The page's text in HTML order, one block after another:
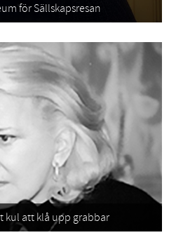
för Sällskapsresan
kul att klå upp grabbar